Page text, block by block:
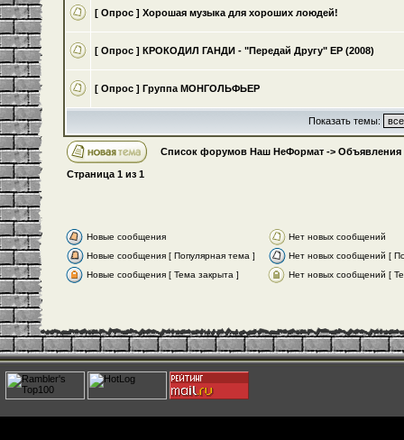
[ Опрос ] Хорошая музыка для хороших лоюдей!
[ Опрос ] КРОКОДИЛ ГАНДИ - "Передай Другу" ЕР (2008)
[ Опрос ] Группа МОНГОЛЬФЬЕР
Показать темы:
Список форумов Наш НеФормат -> Объявления
Страница 1 из 1
Новые сообщения
Нет новых сообщений
Новые сообщения [ Популярная тема ]
Нет новых сообщений [
Новые сообщения [ Тема закрыта ]
Нет новых сообщений [